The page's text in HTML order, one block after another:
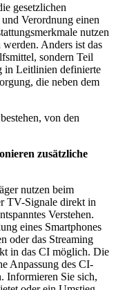
gesetzlichen
Verordnung einen
nutzen
Anders ist das
sondern Teil
in Leitlinien definierte
die neben dem
von den
zusätzliche
nutzen beim
TV-Signale direkt in
Verstehen.
eines Smartphones
oder das Streaming
in das CI möglich. Die
Anpassung des CI-
Informieren Sie sich,